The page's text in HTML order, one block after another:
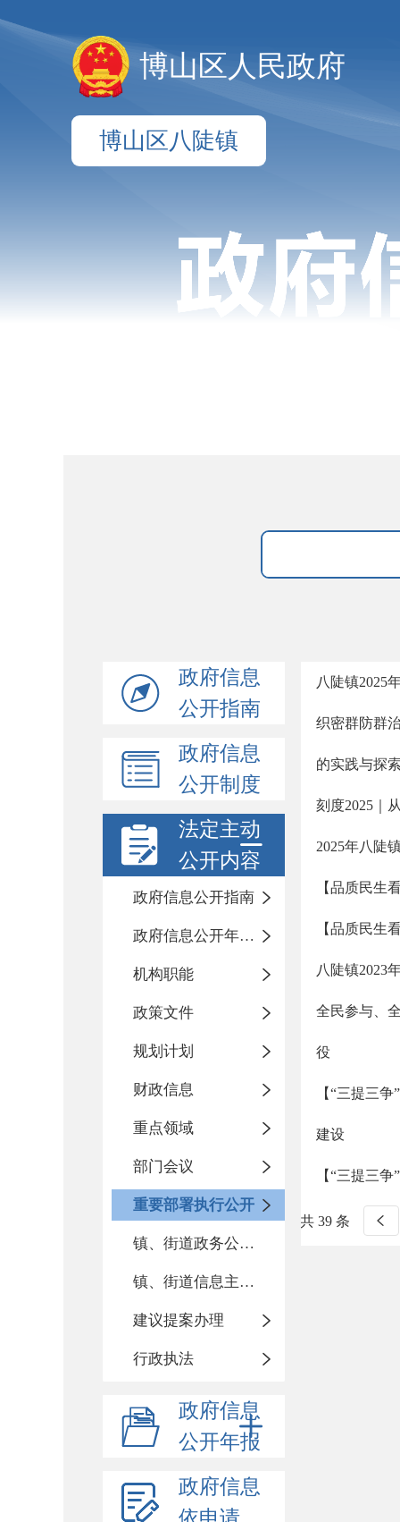
博山区人民政府
博山区八陡镇
政府信息
公开指南
政府信息
公开制度
法定主动
公开内容
政府信息公开指南
政府信息公开年度报告
机构职能
政策文件
规划计划
财政信息
重点领域
部门会议
重要部署执行公开
镇、街道政务公开标准化目录
镇、街道信息主动公开基本目录
建议提案办理
行政执法
政府信息
公开年报
政府信息
八陡镇2025
织密群防群
的实践与探
刻度2025｜
2025年八陡
【品质民生
【品质民生
八陡镇2023
全民参与、
役
【“三提三
建设
【“三提三
共 39 条